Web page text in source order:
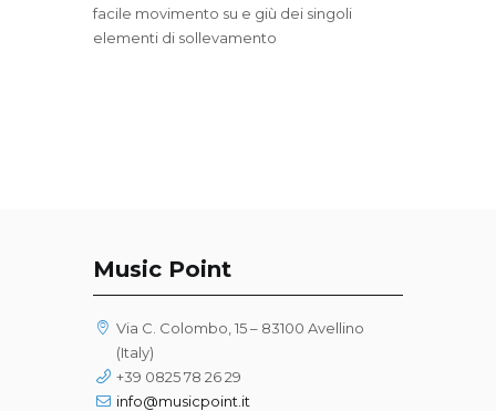
facile movimento su e giù dei singoli
elementi di sollevamento
Music Point
Via C. Colombo, 15 – 83100 Avellino
(Italy)
+39 0825 78 26 29
info@musicpoint.it